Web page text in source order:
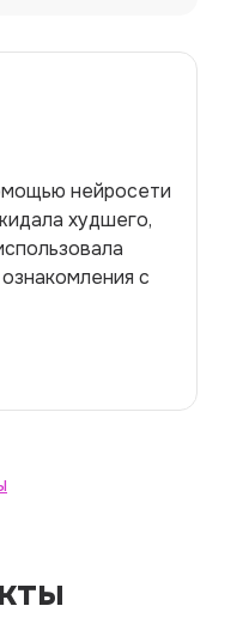
нейросети
худшего,
с